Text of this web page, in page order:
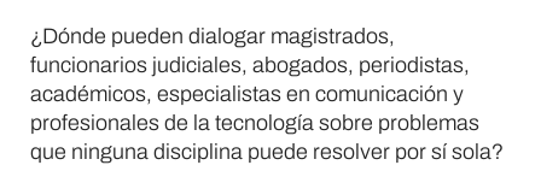
¿Dónde pueden dialogar magistrados,
funcionarios judiciales, abogados, periodistas,
académicos, especialistas en comunicación y
profesionales de la tecnología sobre problemas
que ninguna disciplina puede resolver por sí sola?